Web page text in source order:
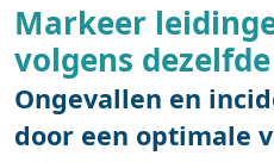
Markeer
volgens
Ongevallen en
door een optimale